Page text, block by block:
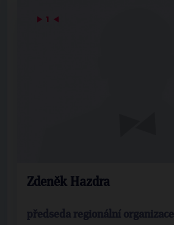
▶ 1 ◀
Zdeněk Hazdra
předseda regionální organizace